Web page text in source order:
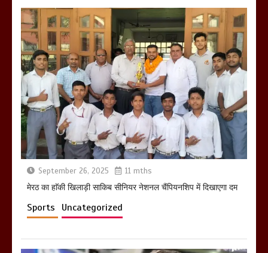
बिजली विभाग से परेशान होकर बागपत में एक संत
ने सरकार को दी आमरण अनशन की चेतावनी
March 8, 2025
मेरठ सुराजकुंड शमशान घाट में चिता से अस्थि
उठाकर खाते कुत्ते का वीडियो इंटरनेट पर जमकर
हो रहा वायरल
March 6, 2025
September 26, 2025 11 mths
मेरठ का हाॅकी खिलाड़ी साकिब सीनियर नेशनल चैंपियनशिप में दिखाएगा दम
Sports Uncategorized